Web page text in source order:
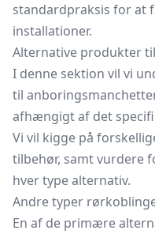
standardpraksis for at
installationer.
Alternative produkter
I denne sektion vil vi
til
afhængigt af det
Vi vil kigge på
tilbehør, samt vurdere
hver type alternativ.
Andre typer
En af de primære